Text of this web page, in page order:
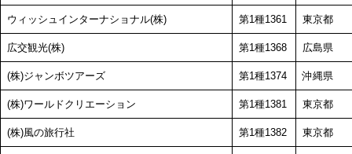
ウィッシュインターナショナル(株) 第1種1361 東京都
広交観光(株) 第1種1368 広島県
(株)ジャンボツアーズ 第1種1374 沖縄県
(株)ワールドクリエーション 第1種1381 東京都
(株)風の旅行社 第1種1382 東京都